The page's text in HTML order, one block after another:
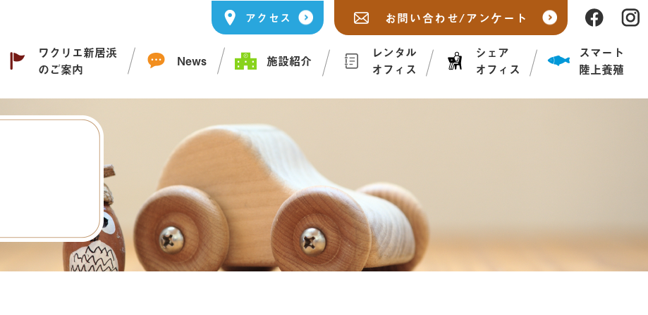
アクセス お問い合わせ/アンケート
ワクリエ新居浜
のご案内
News 施設紹介
レンタル
オフィス
シェア
オフィス
スマート
陸上養殖